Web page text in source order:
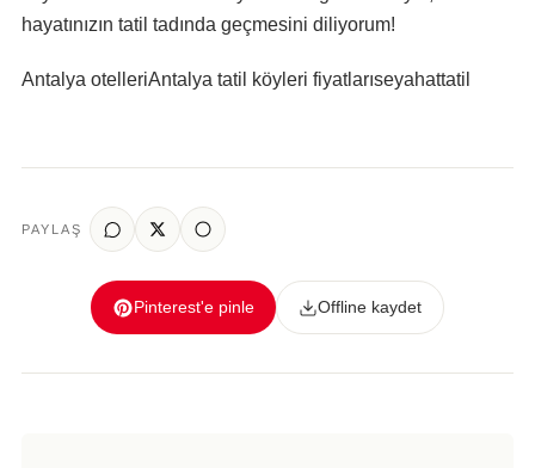
hayatınızın tatil tadında geçmesini diliyorum!
Antalya otelleriAntalya tatil köyleri fiyatlarıseyahattatil
PAYLAŞ
Pinterest'e pinle Offline kaydet